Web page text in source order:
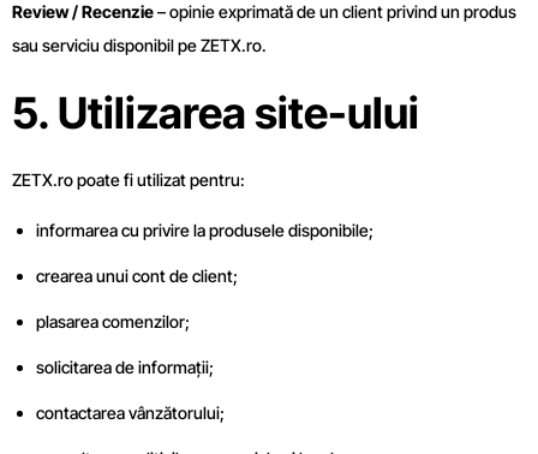
Review / Recenzie– opinie exprimată de un client privind un produs
sau serviciu disponibil pe ZETX.ro.
5. Utilizarea site-ului
ZETX.ro poate fi utilizat pentru:
informarea cu privire la produsele disponibile;
crearea unui cont de client;
plasarea comenzilor;
solicitarea de informații;
contactarea vânzătorului;